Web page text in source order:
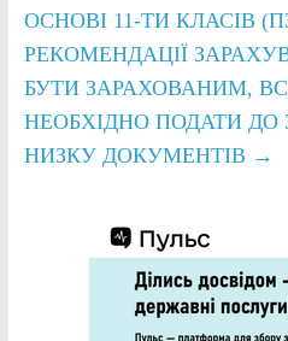
ОСНОВІ 11-ТИ КЛАСІВ
РЕКОМЕНДАЦІЇ
БУТИ ЗАРАХОВАНИМ,
НЕОБХІДНО ПОДАТИ ДО
НИЗКУ ДОКУМЕНТІВ →